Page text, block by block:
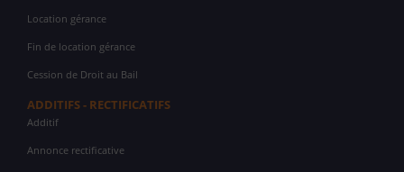
Location gérance
Fin de location gérance
Cession de Droit au Bail
ADDITIFS - RECTIFICATIFS
Additif
Annonce rectificative